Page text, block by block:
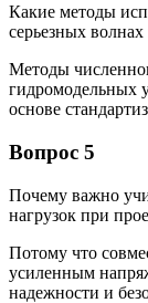
Какие методы
серьезных волнах
Методы
гидромодельных
основе
Вопрос 5
Почему важно
нагрузок при
Потому что
усиленным
надежности и